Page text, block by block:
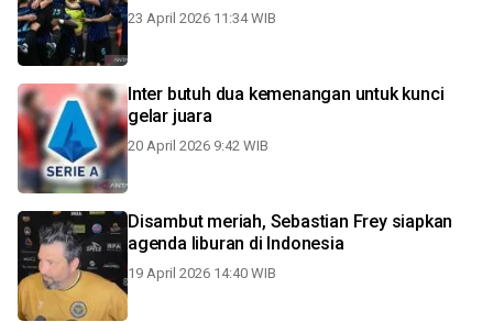
23 April 2026 11:34 WIB
Inter butuh dua kemenangan untuk kunci
gelar juara
20 April 2026 9:42 WIB
Disambut meriah, Sebastian Frey siapkan
agenda liburan di Indonesia
19 April 2026 14:40 WIB